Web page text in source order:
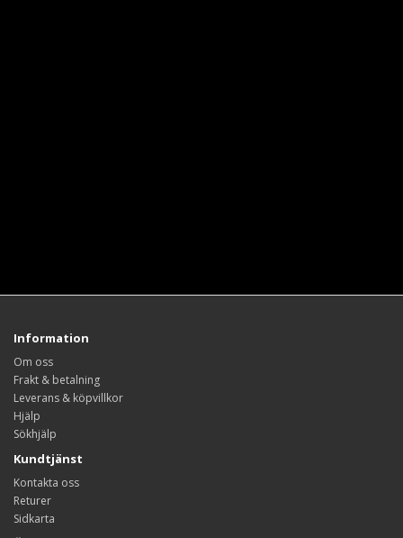
Information
Om oss
Frakt & betalning
Leverans & köpvillkor
Hjälp
Sökhjälp
Kundtjänst
Kontakta oss
Returer
Sidkarta